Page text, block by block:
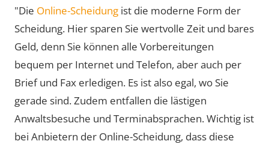
"Die Online-Scheidung ist die moderne Form der
Scheidung. Hier sparen Sie wertvolle Zeit und bares
Geld, denn Sie können alle Vorbereitungen
bequem per Internet und Telefon, aber auch per
Brief und Fax erledigen. Es ist also egal, wo Sie
gerade sind. Zudem entfallen die lästigen
Anwaltsbesuche und Terminabsprachen. Wichtig ist
bei Anbietern der Online-Scheidung, dass diese